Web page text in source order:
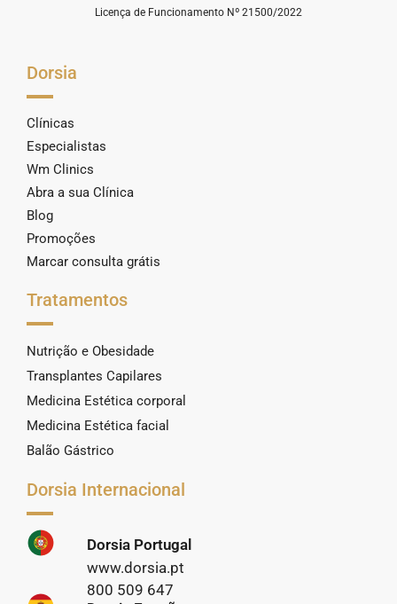
Licença de Funcionamento Nº 21500/2022
Dorsia
Clínicas
Especialistas
Wm Clinics
Abra a sua Clínica
Blog
Promoções
Marcar consulta grátis
Tratamentos
Nutrição e Obesidade
Transplantes Capilares
Medicina Estética corporal
Medicina Estética facial
Balão Gástrico
Dorsia Internacional
Dorsia Portugal
www.dorsia.pt
800 509 647